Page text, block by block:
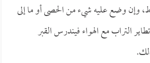
وإن وضع عليه شيء من الحصى أو ما إلى
التراب مع الهواء فيندرس القبر